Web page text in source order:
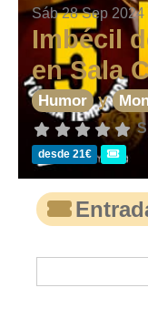
Sáb 28 Sep 2024
Imbécil
en Sala
Humor y
desde 21€